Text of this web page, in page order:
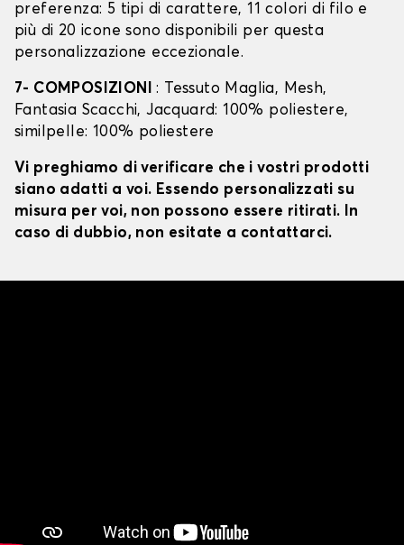
preferenza: 5 tipi di carattere, 11 colori di filo e
più di 20 icone sono disponibili per questa
personalizzazione eccezionale.
7- COMPOSIZIONI: Tessuto Maglia, Mesh,
Fantasia Scacchi, Jacquard: 100% poliestere,
similpelle: 100% poliestere
Vi preghiamo di verificare che i vostri prodotti
siano adatti a voi. Essendo personalizzati su
misura per voi, non possono essere ritirati. In
caso di dubbio, non esitate a contattarci.